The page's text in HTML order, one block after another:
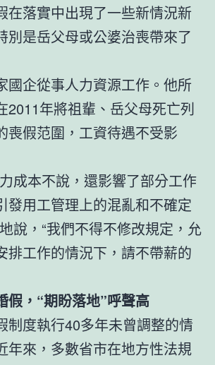
在落實中出現了一些新情況新
別是岳父母或公婆治喪帶來了
國企從事人力資源工作。他所
2011年將祖輩、岳父母死亡列
喪假范圍，工資待遇不受影
成本不說，還影響了部分工作
發用工管理上的混亂和不確定
說，“我們不得不修改規定，允
排工作的情況下，請不帶薪的
假，“期盼落地”呼聲高
制度執行40多年未曾調整的情
年來，多數省市在地方性法規